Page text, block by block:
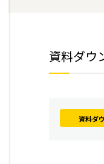
資料ダウ
資料ダ